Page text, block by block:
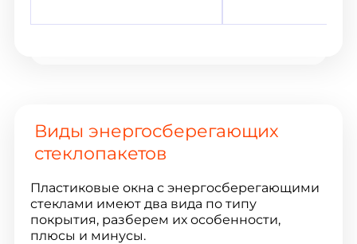
Виды энергосберегающих
стеклопакетов
Пластиковые окна с энергосберегающими
стеклами имеют два вида по типу
покрытия, разберем их особенности,
плюсы и минусы.